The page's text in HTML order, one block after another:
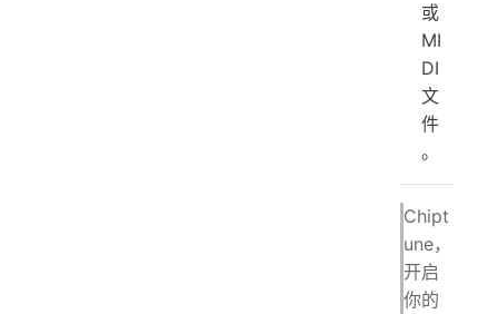
或
MI
DI
文
件
。
Chipt
une，
开启
你的